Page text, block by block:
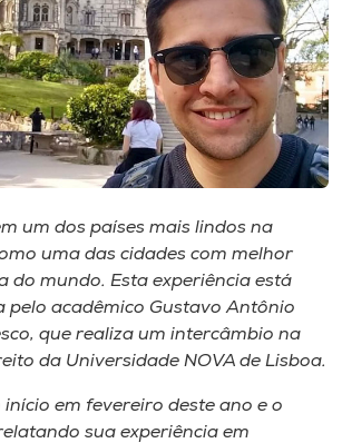
um dos países mais lindos na
uma das cidades com melhor
do mundo. Esta experiência está
pelo acadêmico Gustavo Antônio
que realiza um intercâmbio na
da Universidade NOVA de Lisboa.
em fevereiro deste ano e o
sua experiência em